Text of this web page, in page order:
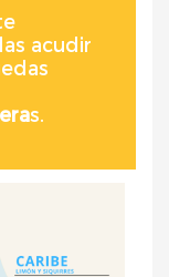
acudir
s.